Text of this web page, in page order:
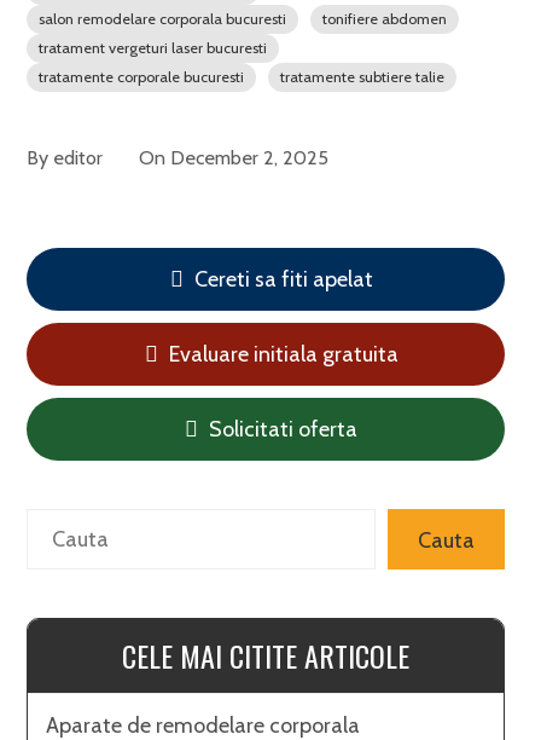
salon remodelare corporala bucuresti
tonifiere abdomen
tratament vergeturi laser bucuresti
tratamente corporale bucuresti
tratamente subtiere talie
By editor On December 2, 2025
Cereti sa fiti apelat
Evaluare initiala gratuita
Solicitati oferta
Search Cauta
CELE MAI CITITE ARTICOLE
Aparate de remodelare corporala